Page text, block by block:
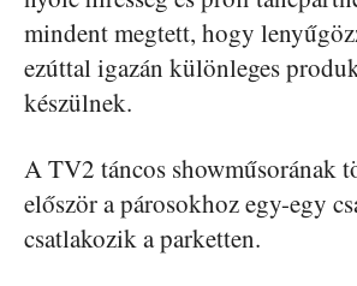
mindent megtett, hogy
ezúttal igazán különleges
készülnek.
A TV2 táncos showműsorának
először a párosokhoz egy-egy
csatlakozik a parketten.